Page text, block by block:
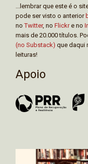
...lembrar que este é o
pode ser visto o anterior
noTwitter, no Flickre no
mais de 20.000 títulos.
(no Substack) que daqui
leituras!
Apoio